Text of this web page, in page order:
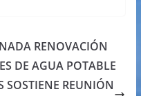
RENOVACIÓN
DE AGUA POTABLE
SOSTIENE REUNIÓN